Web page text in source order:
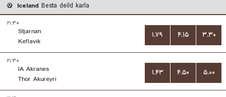
Iceland Besta deild karla
۲۱:۳۰
Stjarnan
Keflavik
۱.۷۹ ۴.۱۵ ۳.۳۰
۲۱:۳۰
IA Akranes
Thor Akureyri
۱.۴۳ ۴.۵۰ ۵.۰۰